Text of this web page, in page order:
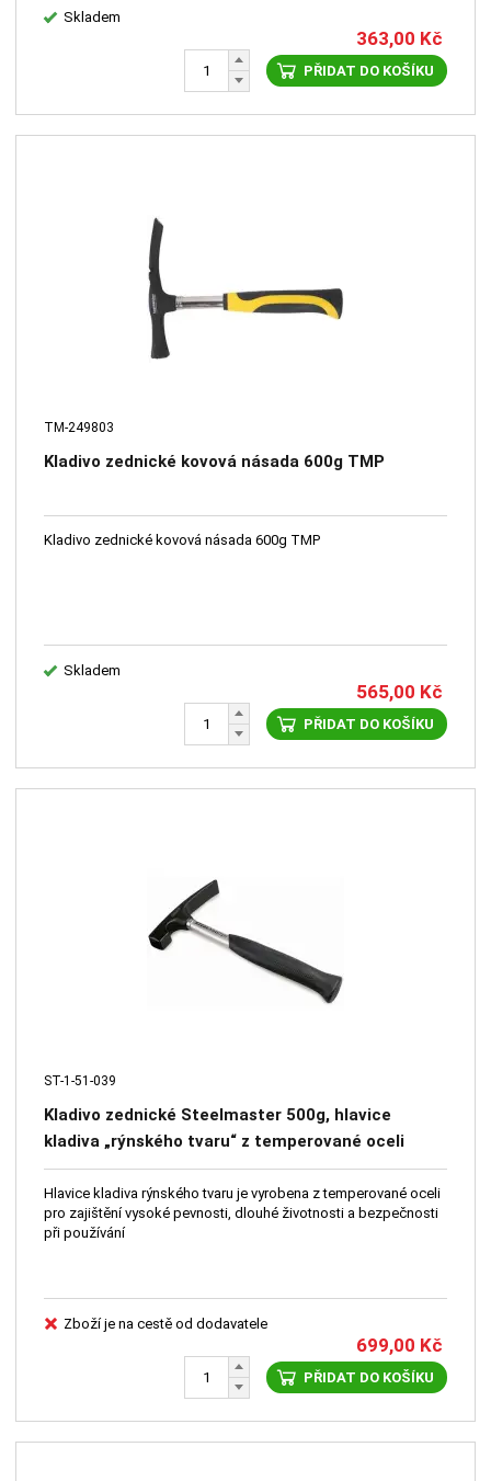
Skladem
363,00 Kč
PŘIDAT DO KOŠÍKU
TM-249803
Kladivo zednické kovová násada 600g TMP
Kladivo zednické kovová násada 600g TMP
Skladem
565,00 Kč
PŘIDAT DO KOŠÍKU
ST-1-51-039
Kladivo zednické Steelmaster 500g, hlavice
kladiva „rýnského tvaru“ z temperované oceli
Hlavice kladiva rýnského tvaru je vyrobena z temperované oceli
pro zajištění vysoké pevnosti, dlouhé životnosti a bezpečnosti
při používání
Zboží je na cestě od dodavatele
699,00 Kč
PŘIDAT DO KOŠÍKU